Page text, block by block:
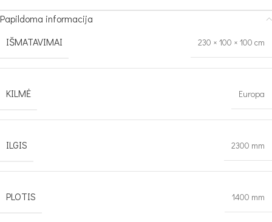
Papildoma informacija
IŠMATAVIMAI
230 × 100 × 100 cm
KILMĖ Europa
ILGIS 2300 mm
PLOTIS 1400 mm